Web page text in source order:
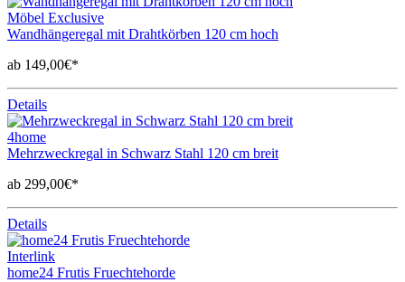
Möbel Exclusive
Wandhängeregal mit Drahtkörben 120 cm hoch
ab 149,00€*
Details
4home
Mehrzweckregal in Schwarz Stahl 120 cm breit
ab 299,00€*
Details
Interlink
home24 Frutis Fruechtehorde